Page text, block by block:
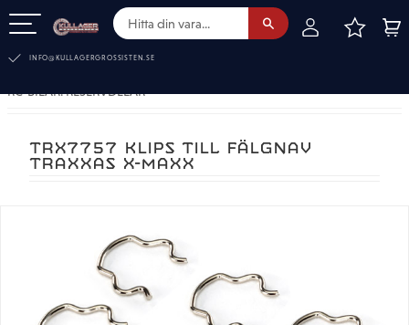
INFO@KULLAGERGROSSISTEN.SE
RC-BILAR. RESERVDELAR
TRX7757 KLIPS TILL FÄLGNAV
TRAXXAS X-MAXX